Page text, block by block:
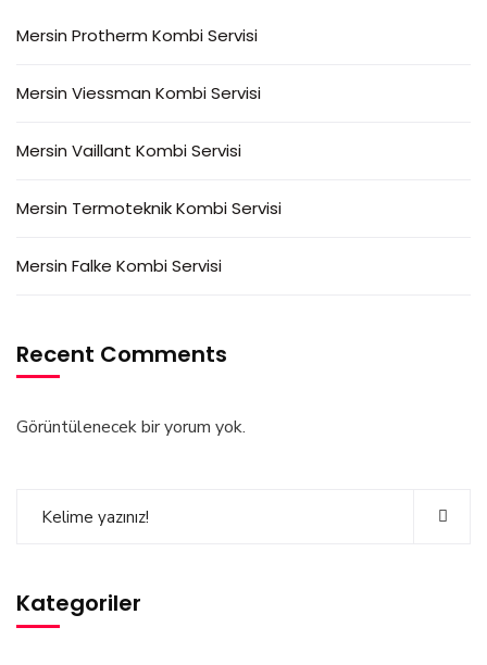
Mersin Protherm Kombi Servisi
Mersin Viessman Kombi Servisi
Mersin Vaillant Kombi Servisi
Mersin Termoteknik Kombi Servisi
Mersin Falke Kombi Servisi
Recent Comments
Görüntülenecek bir yorum yok.
Kategoriler